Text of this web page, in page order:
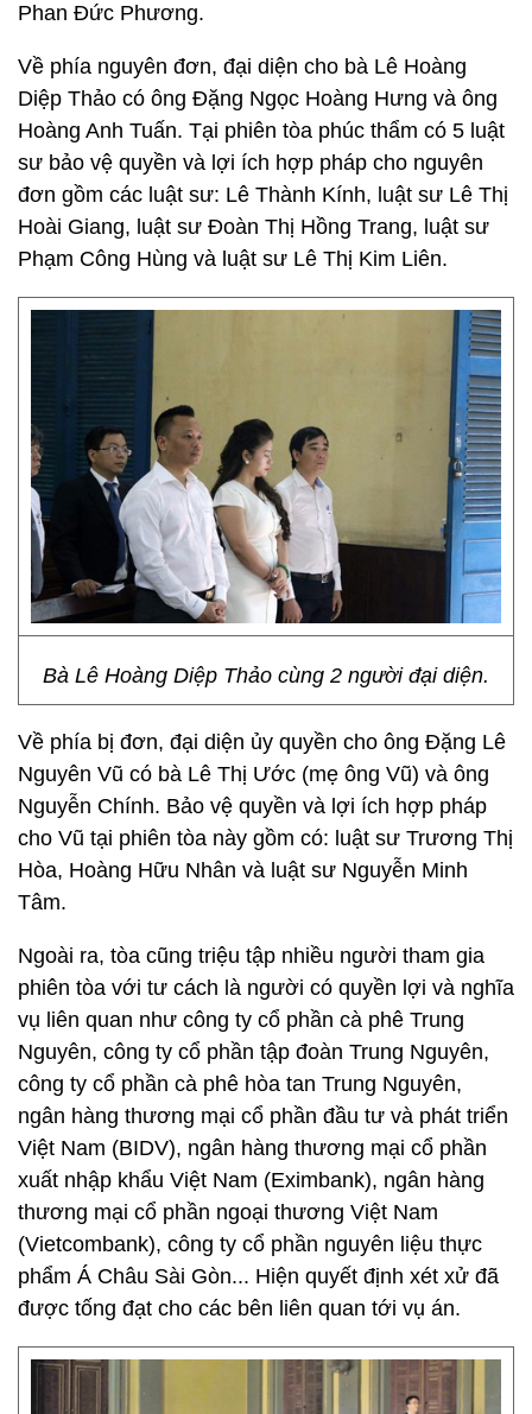
Phan Đức Phương.
Về phía nguyên đơn, đại diện cho bà Lê Hoàng
Diệp Thảo có ông Đặng Ngọc Hoàng Hưng và ông
Hoàng Anh Tuấn. Tại phiên tòa phúc thẩm có 5 luật
sư bảo vệ quyền và lợi ích hợp pháp cho nguyên
đơn gồm các luật sư: Lê Thành Kính, luật sư Lê Thị
Hoài Giang, luật sư Đoàn Thị Hồng Trang, luật sư
Phạm Công Hùng và luật sư Lê Thị Kim Liên.
Bà Lê Hoàng Diệp Thảo cùng 2 người đại diện.
Về phía bị đơn, đại diện ủy quyền cho ông Đặng Lê
Nguyên Vũ có bà Lê Thị Ước (mẹ ông Vũ) và ông
Nguyễn Chính. Bảo vệ quyền và lợi ích hợp pháp
cho Vũ tại phiên tòa này gồm có: luật sư Trương Thị
Hòa, Hoàng Hữu Nhân và luật sư Nguyễn Minh
Tâm.
Ngoài ra, tòa cũng triệu tập nhiều người tham gia
phiên tòa với tư cách là người có quyền lợi và nghĩa
vụ liên quan như công ty cổ phần cà phê Trung
Nguyên, công ty cổ phần tập đoàn Trung Nguyên,
công ty cổ phần cà phê hòa tan Trung Nguyên,
ngân hàng thương mại cổ phần đầu tư và phát triển
Việt Nam (BIDV), ngân hàng thương mại cổ phần
xuất nhập khẩu Việt Nam (Eximbank), ngân hàng
thương mại cổ phần ngoại thương Việt Nam
(Vietcombank), công ty cổ phần nguyên liệu thực
phẩm Á Châu Sài Gòn... Hiện quyết định xét xử đã
được tống đạt cho các bên liên quan tới vụ án.